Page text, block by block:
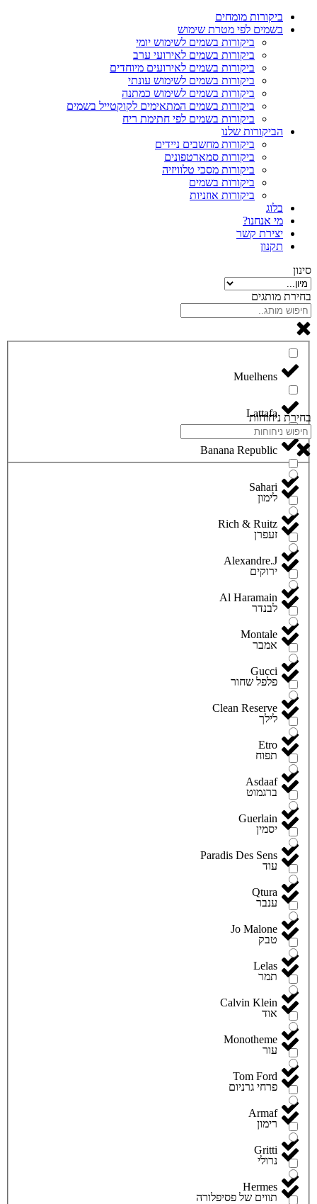
ביקורות מומחים
בשמים לפי מטרת שימוש
ביקורות בשמים לשימוש יומי
ביקורות בשמים לאירועי ערב
ביקורות בשמים לאירועים מיוחדים
ביקורות בשמים לשימוש עונתי
ביקורות בשמים לשימוש כמתנה
ביקורות בשמים המתאימים לקוקטייל בשמים
ביקורות בשמים לפי חתימת ריח
הביקורות שלנו
ביקורות מחשבים ניידים
ביקורות סמארטפונים
ביקורות מסכי טלוויזיה
ביקורות בשמים
ביקורות אוזניות
בלוג
מי אנחנו?
יצירת קשר
תקנון
סינון
בחירת מותגים
Lattafa
Banana Republic
Sahari
Rich & Ruitz
Alexandre.J
Al Haramain
Montale
Gucci
Clean Reserve
Etro
Asdaaf
Guerlain
Paradis Des Sens
Qtura
Jo Malone
Lelas
Calvin Klein
Monotheme
Tom Ford
Armaf
Gritti
Hermes
בחירת ניחוחות
לימון
זעפרן
ירוקים
לבנדר
אמבר
פלפל שחור
לילך
תפוח
ברגמוט
יסמין
עוד
ענבר
טבק
תמר
אוד
עור
פרחי גרניום
רימון
נרולי
תווים של פסיפלורה